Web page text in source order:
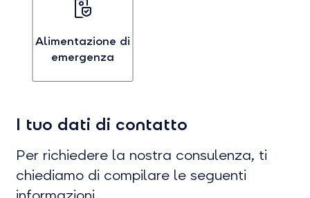
interessato
sistemi
di
opzione
seleziona
questa
opzione.
Alimentazione di
emergenza
interessato
di
emergenza,
seleziona
I tuo dati di contatto
Per richiedere la nostra consulenza, ti
chiediamo di compilare le seguenti